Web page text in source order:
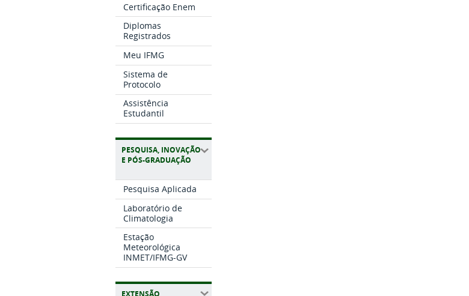
Certificação Enem
Diplomas
Registrados
Meu IFMG
Sistema de
Protocolo
Assistência
Estudantil
PESQUISA, INOVAÇÃO
E PÓS-GRADUAÇÃO
Pesquisa Aplicada
Laboratório de
Climatologia
Estação
Meteorológica
INMET/IFMG-GV
EXTENSÃO